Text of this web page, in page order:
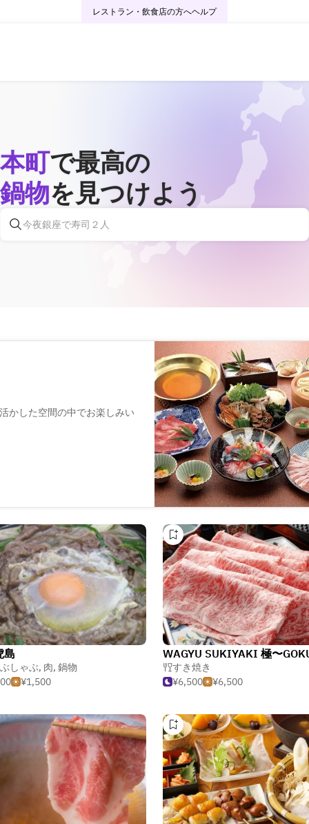
レストラン・飲食店の方へヘルプ
本町で最高の
鍋物を見つけよう
かした空間の中でお楽しみい
しが
です。
島
しゃぶ, 肉, 鍋物
¥1,500
すき焼き
¥6,500
¥6,500